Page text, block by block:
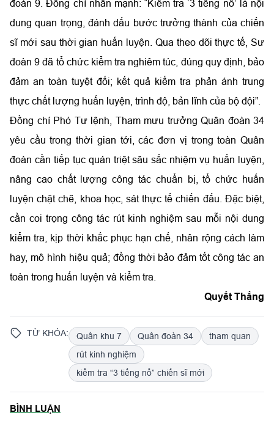
đoàn 9. Đồng chí nhấn mạnh: “Kiểm tra ‘3 tiếng nổ’ là nội
dung quan trọng, đánh dấu bước trưởng thành của chiến
sĩ mới sau thời gian huấn luyện. Qua theo dõi thực tế, Sư
đoàn 9 đã tổ chức kiểm tra nghiêm túc, đúng quy định, bảo
đảm an toàn tuyệt đối; kết quả kiểm tra phản ánh trung
thực chất lượng huấn luyện, trình độ, bản lĩnh của bộ đội”.
Đồng chí Phó Tư lệnh, Tham mưu trưởng Quân đoàn 34
yêu cầu trong thời gian tới, các đơn vị trong toàn Quân
đoàn cần tiếp tục quán triệt sâu sắc nhiệm vụ huấn luyện,
nâng cao chất lượng công tác chuẩn bị, tổ chức huấn
luyện chặt chẽ, khoa học, sát thực tế chiến đấu. Đặc biệt,
cần coi trọng công tác rút kinh nghiệm sau mỗi nội dung
kiểm tra, kịp thời khắc phục hạn chế, nhân rộng cách làm
hay, mô hình hiệu quả; đồng thời bảo đảm tốt công tác an
toàn trong huấn luyện và kiểm tra.
Quyết Thắng
TỪ KHÓA: Quân khu 7 Quân đoàn 34
tham quan
rút kinh nghiệm
kiểm tra “3 tiếng nổ” chiến sĩ mới
BÌNH LUẬN